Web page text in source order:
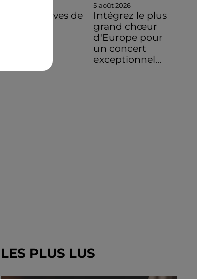
Des tentatives de
Mainvilliers
5 août 2026
Intégrez le plus
grand chœur
d'Europe pour
un concert
exceptionnel...
LES PLUS LUS